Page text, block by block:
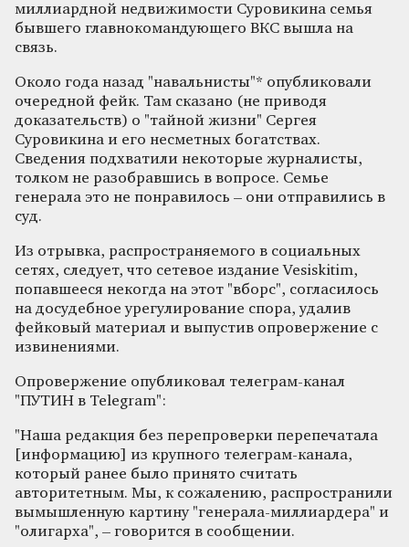
миллиардной недвижимости Суровикина семья
бывшего главнокомандующего ВКС вышла на
связь.
Около года назад "навальнисты"* опубликовали
очередной фейк. Там сказано (не приводя
доказательств) о "тайной жизни" Сергея
Суровикина и его несметных богатствах.
Сведения подхватили некоторые журналисты,
толком не разобравшись в вопросе. Семье
генерала это не понравилось – они отправились в
суд.
Из отрывка, распространяемого в социальных
сетях, следует, что сетевое издание Vesiskitim,
попавшееся некогда на этот "вборс", согласилось
на досудебное урегулирование спора, удалив
фейковый материал и выпустив опровержение с
извинениями.
Опровержение опубликовал телеграм-канал
"ПУТИН в Telegram":
"Наша редакция без перепроверки перепечатала
[информацию] из крупного телеграм-канала,
который ранее было принято считать
авторитетным. Мы, к сожалению, распространили
вымышленную картину "генерала-миллиардера" и
"олигарха", – говорится в сообщении.